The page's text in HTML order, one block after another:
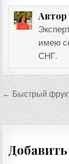
Автор
имею
СНГ.
по
записям
← Быстрый